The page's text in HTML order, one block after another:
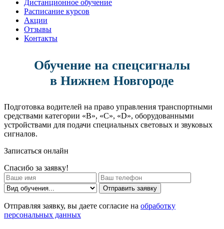
Дистанционное обучение
Расписание курсов
Акции
Отзывы
Контакты
Обучение на спецсигналы
в Нижнем Новгороде
Подготовка водителей на право управления транспортными
средствами категории «В», «С», «D», оборудованными
устройствами для подачи специальных световых и звуковых
сигналов.
Записаться онлайн
Спасибо за заявку!
Отправить заявку
Отправляя заявку, вы даете согласие на обработку
персональных данных